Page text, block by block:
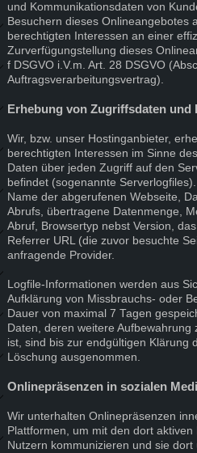
und Kommunikationsdaten von
Besuchern dieses Onlineangebotes
berechtigten Interessen an einer
Zurverfügungstellung dieses
f DSGVO i.V.m. Art. 28 DSGVO
Auftragsverarbeitungsvertrag).
Erhebung von Zugriffsdaten und
Wir, bzw. unser Hostinganbieter,
berechtigten Interessen im Sinne
Daten über jeden Zugriff auf den
befindet (sogenannte
Name der abgerufenen Webseite,
Abrufs, übertragene Datenmenge,
Abruf, Browsertyp nebst Version,
Referrer URL (die zuvor besuchte
anfragende Provider.
Logfile-Informationen werden aus
Aufklärung von Missbrauchs- oder
Dauer von maximal 7 Tagen
Daten, deren weitere
ist, sind bis zur endgültigen Klärung
Löschung ausgenommen.
Onlinepräsenzen in sozialen
Wir unterhalten Onlinepräsenzen
Plattformen, um mit den dort
Nutzern kommunizieren und sie